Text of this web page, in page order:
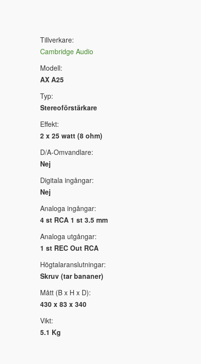
Tillverkare:
Cambridge Audio
Modell:
AX A25
Typ:
Stereoförstärkare
Effekt:
2 x 25 watt (8 ohm)
D/A-Omvandlare:
Nej
Digitala ingångar:
Nej
Analoga ingångar:
4 st RCA 1 st 3.5 mm
Analoga utgångar:
1 st REC Out RCA
Högtalaranslutningar:
Skruv (tar bananer)
Mått (B x H x D):
430 x 83 x 340
Vikt:
5.1 Kg